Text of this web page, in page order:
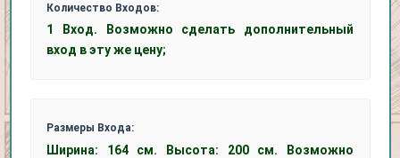
Количество Входов:
1 Вход. Возможно сделать дополнительный
вход в эту же цену;
Размеры Входа:
Ширина: 164 см. Высота: 200 см. Возможно